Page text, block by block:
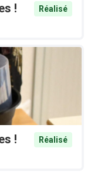
!
Réalisé
!
Réalisé